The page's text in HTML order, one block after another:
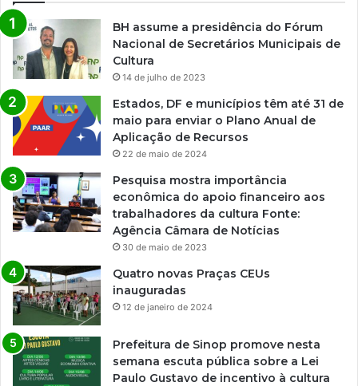
BH assume a presidência do Fórum
Nacional de Secretários Municipais de
Cultura
14 de julho de 2023
Estados, DF e municípios têm até 31 de
maio para enviar o Plano Anual de
Aplicação de Recursos
22 de maio de 2024
Pesquisa mostra importância
econômica do apoio financeiro aos
trabalhadores da cultura Fonte:
Agência Câmara de Notícias
30 de maio de 2023
Quatro novas Praças CEUs
inauguradas
12 de janeiro de 2024
Prefeitura de Sinop promove nesta
semana escuta pública sobre a Lei
Paulo Gustavo de incentivo à cultura